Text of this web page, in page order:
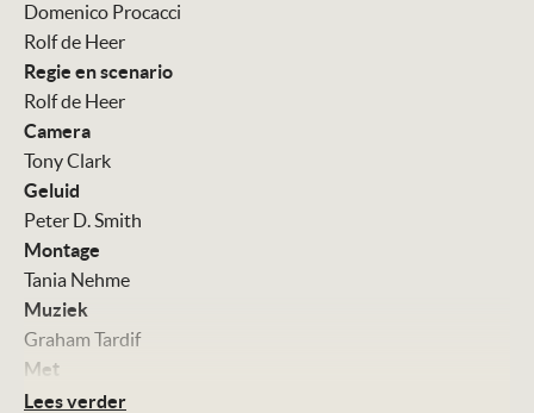
Domenico Procacci
Rolf de Heer
Regie en scenario
Rolf de Heer
Camera
Tony Clark
Geluid
Peter D. Smith
Montage
Tania Nehme
Muziek
Graham Tardif
Met
Chloe Ferguson
Lees verder